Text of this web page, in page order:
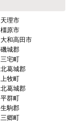
天理市
橿原市
大和高田市
磯城郡
三宅町
北葛城郡
上牧町
北葛城郡
平群町
生駒郡
三郷町